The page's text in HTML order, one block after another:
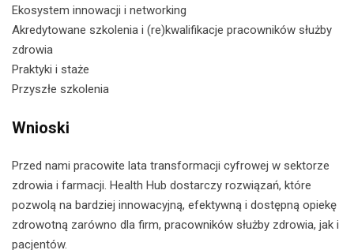
Ekosystem innowacji i networking
Akredytowane szkolenia i (re)kwalifikacje pracowników służby
zdrowia
Praktyki i staże
Przyszłe szkolenia
Wnioski
Przed nami pracowite lata transformacji cyfrowej w sektorze
zdrowia i farmacji. Health Hub dostarczy rozwiązań, które
pozwolą na bardziej innowacyjną, efektywną i dostępną opiekę
zdrowotną zarówno dla firm, pracowników służby zdrowia, jak i
pacjentów.